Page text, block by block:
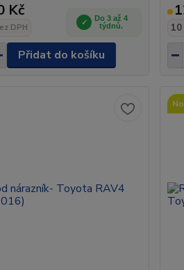
Kč
DPH
Do 3 až 4
týdnů.
Přidat do košíku